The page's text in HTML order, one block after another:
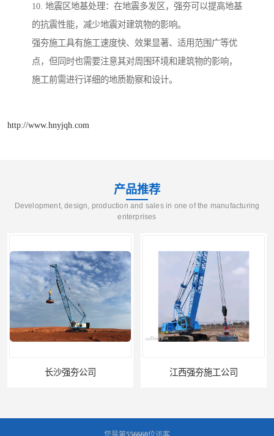
10. 地震区地基处理：在地震多发区，强夯可以提高地基
的抗震性能，减少地震对建筑物的影响。
强夯施工具有施工速度快、效果显著、适用范围广等优
点，但同时也需要注意其对周围环境和建筑物的影响，
施工前需进行详细的地质勘察和设计。
http://www.hnyjqh.com
产品推荐
Development, design, production and sales in one of the manufacturing
enterprises
长沙强夯公司 江西强夯施工公司